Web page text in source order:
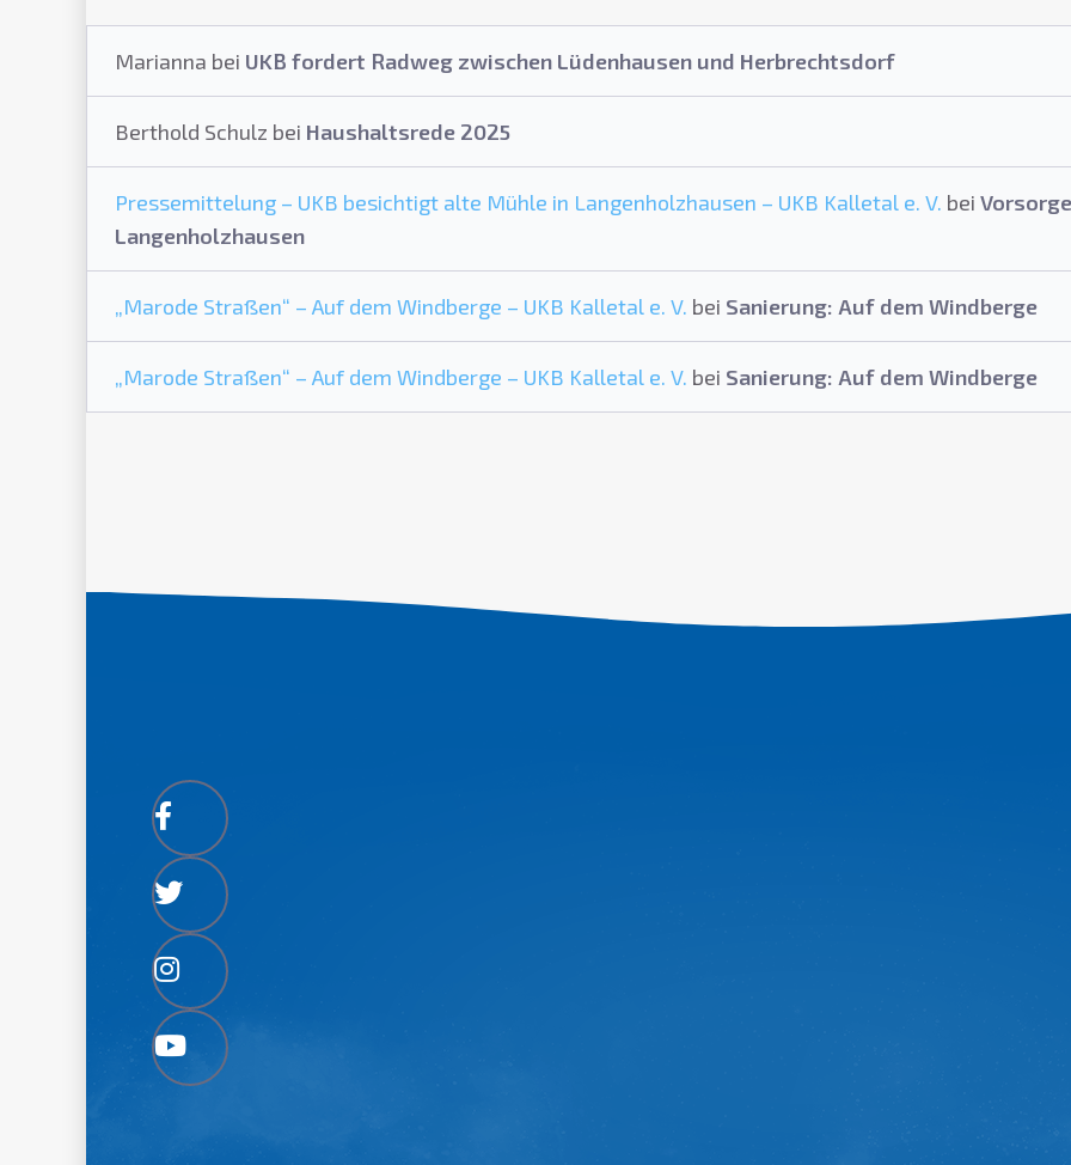
Marianna bei UKB fordert Radweg zwischen Lüdenhausen und Herbrechtsdorf
Berthold Schulz bei Haushaltsrede 2025
Pressemittelung – UKB besichtigt alte Mühle in Langenholzhausen – UKB Kalletal e. V. bei
Langenholzhausen
„Marode Straßen“ – Auf dem Windberge – UKB Kalletal e. V. bei Sanierung: Auf dem Windberge
„Marode Straßen“ – Auf dem Windberge – UKB Kalletal e. V. bei Sanierung: Auf dem Windberge